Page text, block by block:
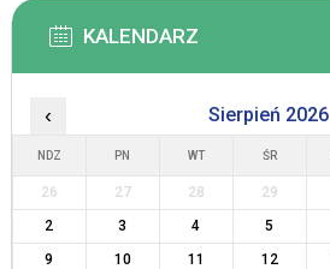
KALENDARZ
‹ Sierpień 2026
NDZ PN WT ŚR
26 27 28 29
2
3 4 5
9
10 11 12